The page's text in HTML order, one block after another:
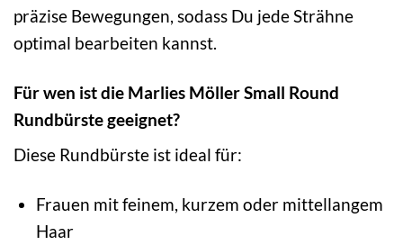
präzise Bewegungen, sodass Du jede Strähne
optimal bearbeiten kannst.
Für wen ist die Marlies Möller Small Round
Rundbürste geeignet?
Diese Rundbürste ist ideal für:
Frauen mit feinem, kurzem oder mittellangem
Haar